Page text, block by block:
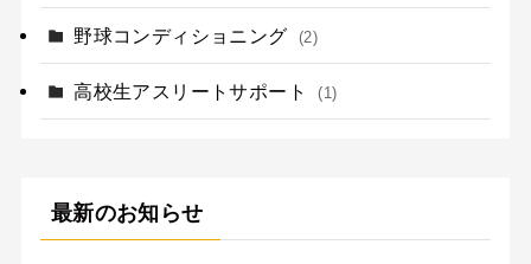
野球コンディショニング (2)
高校生アスリートサポート (1)
最新のお知らせ